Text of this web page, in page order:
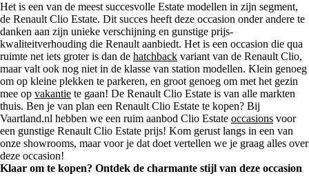
Het is een van de meest succesvolle Estate modellen in zijn segment,
de Renault Clio Estate. Dit succes heeft deze occasion onder andere te
danken aan zijn unieke verschijning en gunstige prijs-
kwaliteitverhouding die Renault aanbiedt. Het is een occasion die qua
ruimte net iets groter is dan de hatchback variant van de Renault Clio,
maar valt ook nog niet in de klasse van station modellen. Klein genoeg
om op kleine plekken te parkeren, en groot genoeg om met het gezin
mee op vakantie te gaan! De Renault Clio Estate is van alle markten
thuis. Ben je van plan een Renault Clio Estate te kopen? Bij
Vaartland.nl hebben we een ruim aanbod Clio Estate occasions voor
een gunstige Renault Clio Estate prijs! Kom gerust langs in een van
onze showrooms, maar voor je dat doet vertellen we je graag alles over
deze occasion!
Klaar om te kopen? Ontdek de charmante stijl van deze occasion